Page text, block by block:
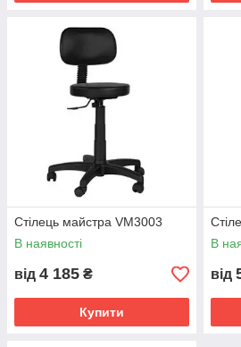
Стілець майстра VM3003
В наявності
від 4 185 ₴
Купити
В
від